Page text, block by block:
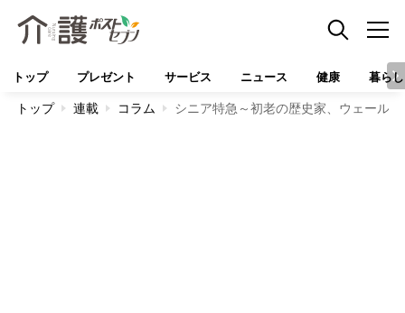
トップ プレゼント サービス ニュース 健康 暮らし
トップ 連載 コラム シニア特急～初老の歴史家、ウェール